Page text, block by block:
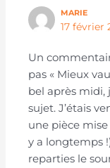
MARIE
17 février
Un
pas « Mieux
bel après midi,
sujet. J’étais
une pièce
y a longtemps
reparties le